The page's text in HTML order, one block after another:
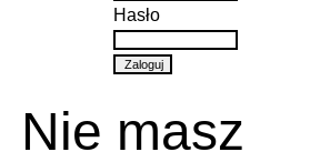
Hasło
Nie masz